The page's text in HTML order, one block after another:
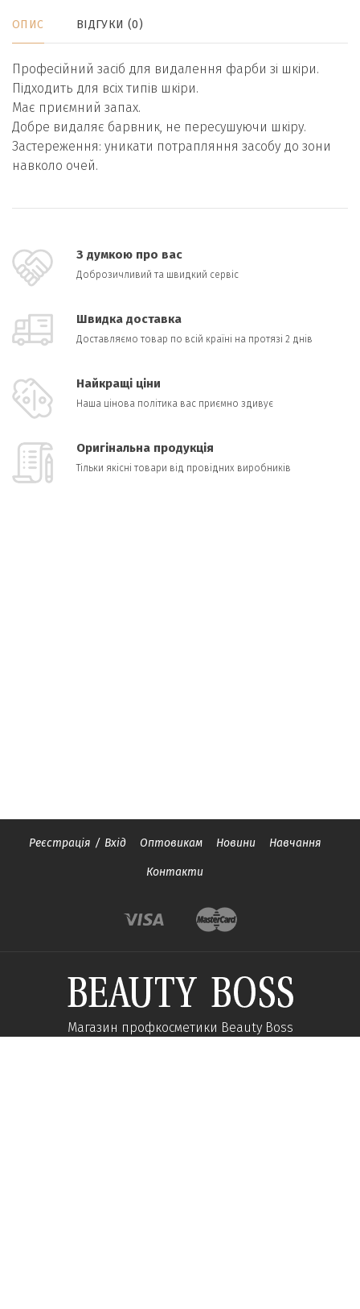
ОПИС ВІДГУКИ (0)
Професійний засіб для видалення фарби зі шкіри.
Підходить для всіх типів шкіри.
Має приємний запах.
Добре видаляє барвник, не пересушуючи шкіру.
Застереження: уникати потрапляння засобу до зони
навколо очей.
З думкою про вас
Доброзичливий та швидкий сервіс
Швидка доставка
Доставляємо товар по всій країні на протязі 2 днів
Найкращі ціни
Наша цінова політика вас приємно здивує
Оригінальна продукція
Тільки якісні товари від провідних виробників
Реєстрація / Вхід Оптовикам Новини Навчання
Контакти
Магазин профкосметики Beauty Boss